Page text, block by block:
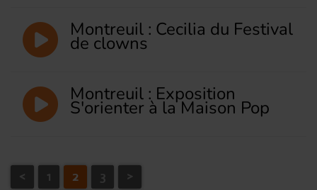
Montreuil : Cecilia du Festival
de clowns
Montreuil : Exposition
S'orienter à la Maison Pop
< 1 2 3 >